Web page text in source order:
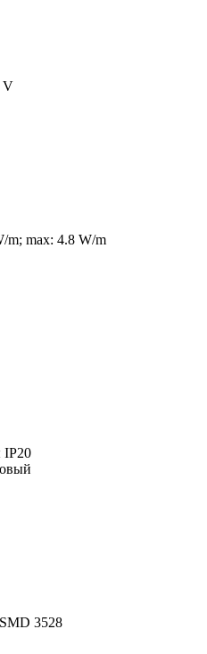
V
m; max: 4.8 W/m
IP20
SMD 3528